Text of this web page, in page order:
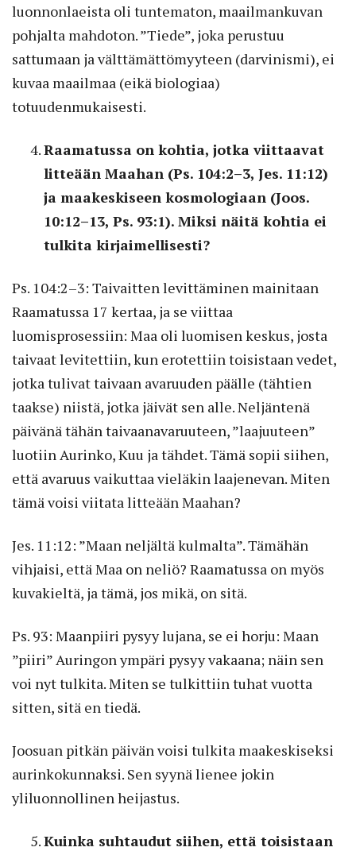
luonnonlaeista oli tuntematon, maailmankuvan
pohjalta mahdoton. ”Tiede”, joka perustuu
sattumaan ja välttämättömyyteen (darvinismi), ei
kuvaa maailmaa (eikä biologiaa)
totuudenmukaisesti.
Raamatussa on kohtia, jotka viittaavat
litteään Maahan (Ps. 104:2–3, Jes. 11:12)
ja maakeskiseen kosmologiaan (Joos.
10:12–13, Ps. 93:1). Miksi näitä kohtia ei
tulkita kirjaimellisesti?
Ps. 104:2–3: Taivaitten levittäminen mainitaan
Raamatussa 17 kertaa, ja se viittaa
luomisprosessiin: Maa oli luomisen keskus, josta
taivaat levitettiin, kun erotettiin toisistaan vedet,
jotka tulivat taivaan avaruuden päälle (tähtien
taakse) niistä, jotka jäivät sen alle. Neljäntenä
päivänä tähän taivaanavaruuteen, ”laajuuteen”
luotiin Aurinko, Kuu ja tähdet. Tämä sopii siihen,
että avaruus vaikuttaa vieläkin laajenevan. Miten
tämä voisi viitata litteään Maahan?
Jes. 11:12: ”Maan neljältä kulmalta”. Tämähän
vihjaisi, että Maa on neliö? Raamatussa on myös
kuvakieltä, ja tämä, jos mikä, on sitä.
Ps. 93: Maanpiiri pysyy lujana, se ei horju: Maan
”piiri” Auringon ympäri pysyy vakaana; näin sen
voi nyt tulkita. Miten se tulkittiin tuhat vuotta
sitten, sitä en tiedä.
Joosuan pitkän päivän voisi tulkita maakeskiseksi
aurinkokunnaksi. Sen syynä lienee jokin
yliluonnollinen heijastus.
Kuinka suhtaudut siihen, että toisistaan